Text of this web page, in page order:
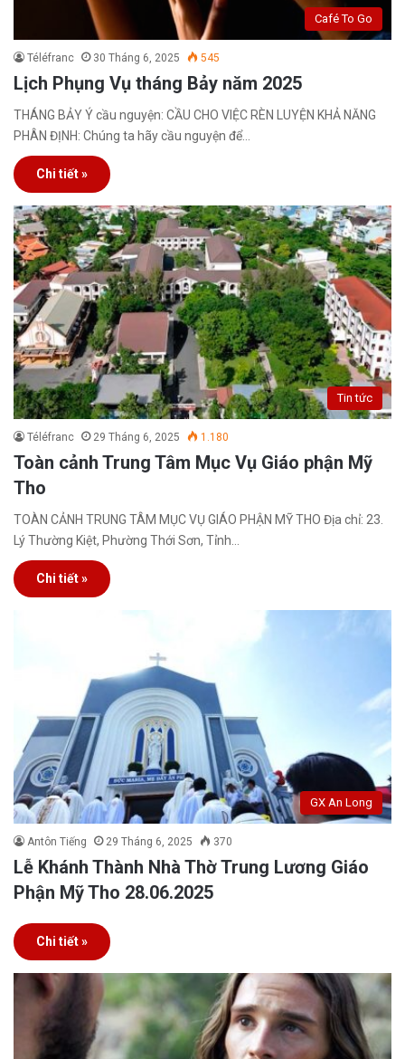
Café To Go
Téléfranc 30 Tháng 6, 2025 545
Lịch Phụng Vụ tháng Bảy năm 2025
THÁNG BẢY Ý cầu nguyện: CẦU CHO VIỆC RÈN LUYỆN KHẢ NĂNG
PHÂN ĐỊNH: Chúng ta hãy cầu nguyện để…
Chi tiết »
Tin tức
Téléfranc 29 Tháng 6, 2025 1.180
Toàn cảnh Trung Tâm Mục Vụ Giáo phận Mỹ
Tho
TOÀN CẢNH TRUNG TÂM MỤC VỤ GIÁO PHẬN MỸ THO Địa chỉ: 23.
Lý Thường Kiệt, Phường Thới Sơn, Tỉnh…
Chi tiết »
GX An Long
Antôn Tiếng 29 Tháng 6, 2025 370
Lễ Khánh Thành Nhà Thờ Trung Lương Giáo
Phận Mỹ Tho 28.06.2025
Chi tiết »